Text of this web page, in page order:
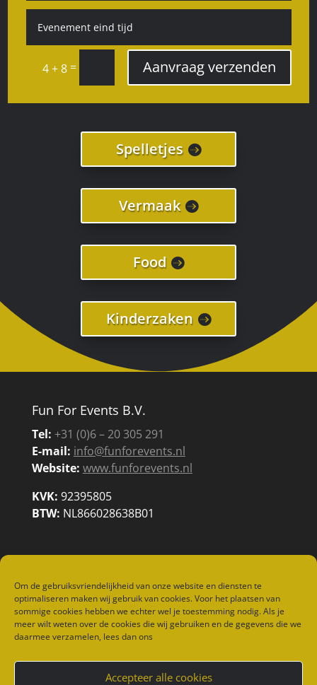
Om de gebruiksvriendelijkheid van onze website en diensten te
optimaliseren maken wij gebruik van cookies. Voor het plaatsen van
sommige cookies hebben we echter wel je toestemming nodig. Als je
meer wilt weten over de cookies die wij gebruiken en de gegevens die we
daarmee verzamelen, lees dan ons
Accepteer alle cookies
4 + 8= Aanvraag verzenden
Spelletjes
Vermaak
Food
Kinderzaken
Fun For Events B.V.
Tel: +31 (0)6 – 20 305 291
E-mail: info@funforevents.nl
Website: www.funforevents.nl
KVK: 92395805
BTW: NL866028638B01
Home Spelletjes
Vermaak
Food & Diversen
Kidsfun Referenties